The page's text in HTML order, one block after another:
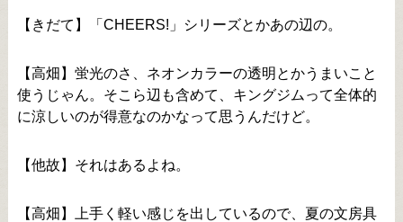
【きだて】「CHEERS!」シリーズとかあの辺の。
【高畑】蛍光のさ、ネオンカラーの透明とかうまいこと
使うじゃん。そこら辺も含めて、キングジムって全体的
に涼しいのが得意なのかなって思うんだけど。
【他故】それはあるよね。
【高畑】上手く軽い感じを出しているので、夏の文房具